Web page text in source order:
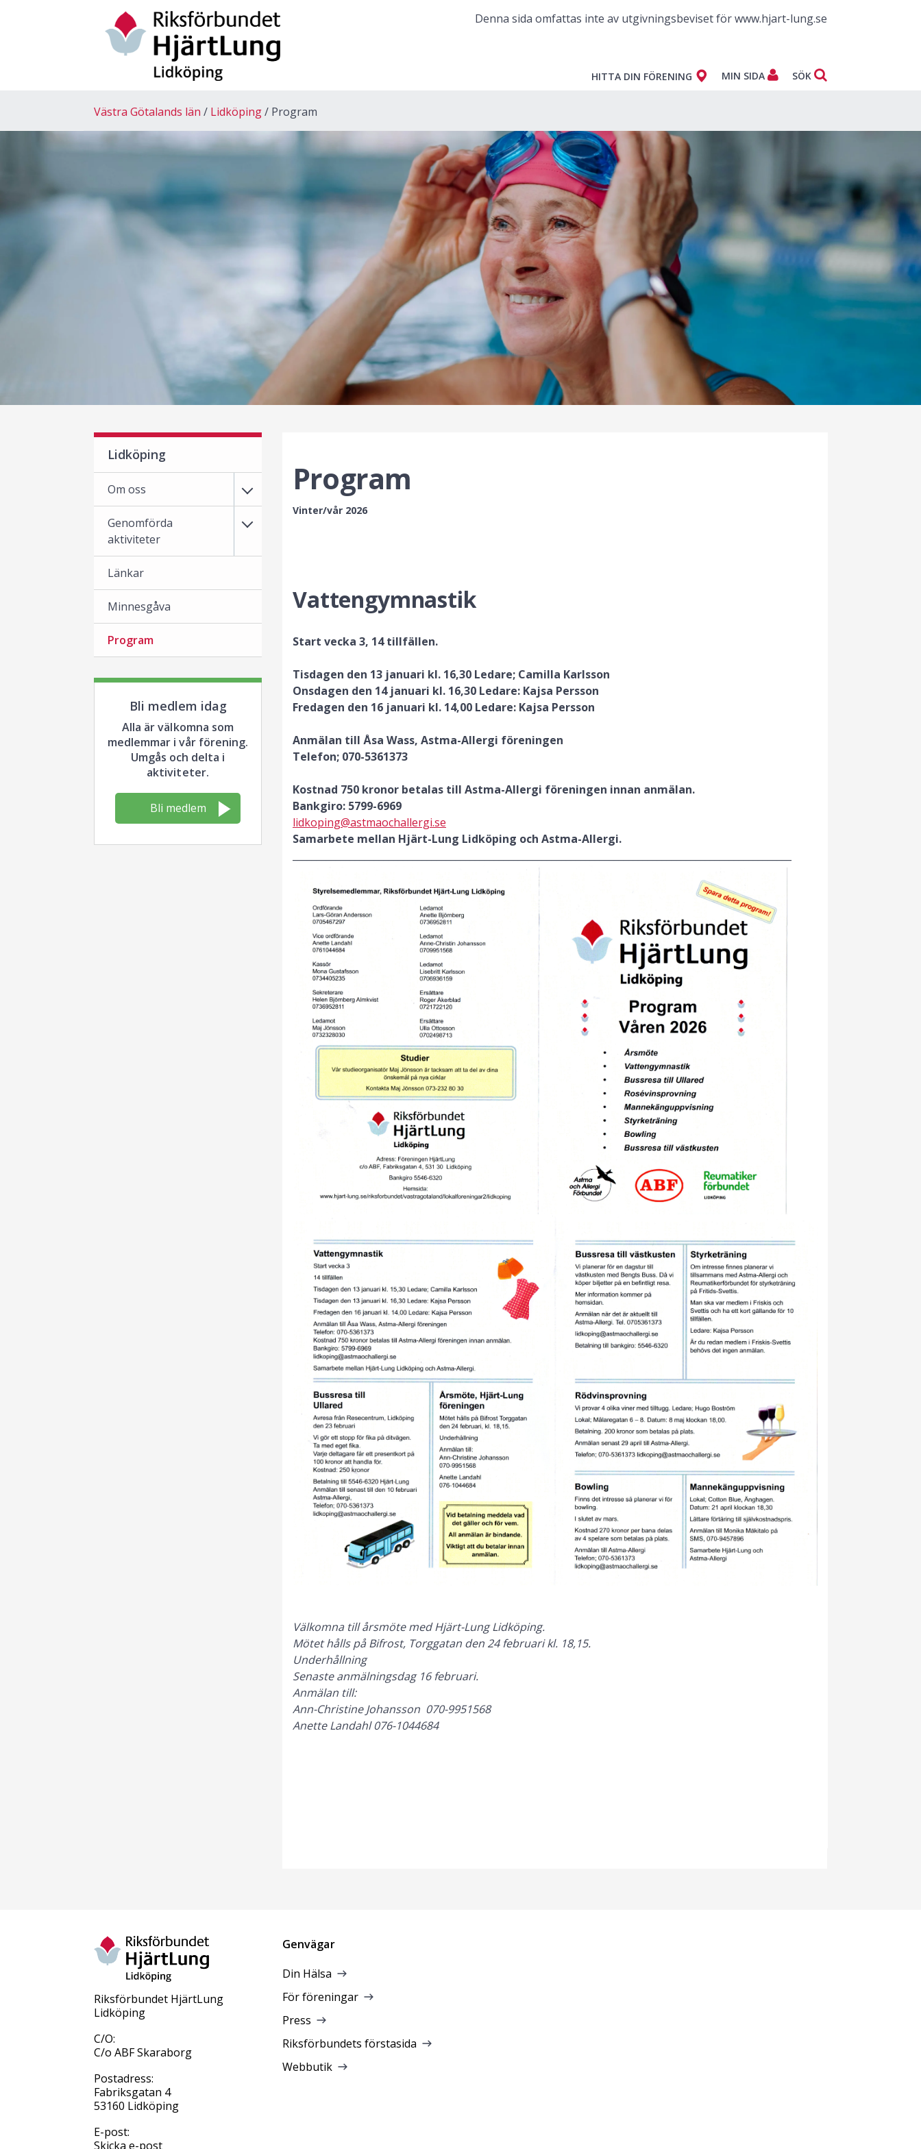
Denna sida omfattas inte av utgivningsbeviset för www.hjart-lung.se
HITTA DIN FÖRENING MIN SIDA SÖK
Västra Götalands län Lidköping Program
Program
Vinter/vår 2026
Vattengymnastik
Start vecka 3, 14 tillfällen.
Tisdagen den 13 januari kl. 16,30 Ledare; Camilla Karlsson
Onsdagen den 14 januari kl. 16,30 Ledare: Kajsa Persson
Fredagen den 16 januari kl. 14,00 Ledare: Kajsa Persson
Anmälan till Åsa Wass, Astma-Allergi föreningen
Telefon; 070-5361373
Kostnad 750 kronor betalas till Astma-Allergi föreningen innan anmälan.
Bankgiro: 5799-6969
lidkoping@astmaochallergi.se
Samarbete mellan Hjärt-Lung Lidköping och Astma-Allergi.
Välkomna till årsmöte med Hjärt-Lung Lidköping.
Mötet hålls på Bifrost, Torggatan den 24 februari kl. 18,15.
Underhållning
Senaste anmälningsdag 16 februari.
Anmälan till:
Ann-Christine Johansson 070-9951568
Anette Landahl 076-1044684
Lidköping
Om oss
Genomförda
aktiviteter
Länkar
Minnesgåva
Program
Bli medlem idag
Alla är välkomna som
medlemmar i vår förening.
Umgås och delta i
aktiviteter.
Bli medlem
Riksförbundet HjärtLung
Lidköping
C/O:
C/o ABF Skaraborg
Postadress:
Fabriksgatan 4
53160 Lidköping
E-post:
Skicka e-post
Genvägar
Din Hälsa
För föreningar
Press
Riksförbundets förstasida
Webbutik